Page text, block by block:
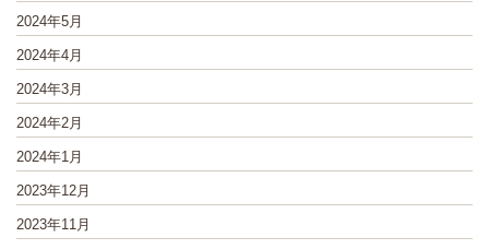
2024年5月
2024年4月
2024年3月
2024年2月
2024年1月
2023年12月
2023年11月